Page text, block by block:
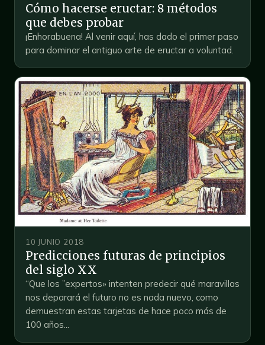
Cómo hacerse eructar: 8 métodos
que debes probar
¡Enhorabuena! Al venir aquí, has dado el primer paso
para dominar el antiguo arte de eructar a voluntad.
10 JUNIO 2018
Predicciones futuras de principios
del siglo XX
“Que los ”expertos» intenten predecir qué maravillas
nos deparará el futuro no es nada nuevo, como
demuestran estas tarjetas de hace poco más de
100 años...